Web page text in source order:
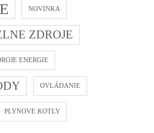
NOVINKA
ZDROJE
ENERGIE
OVLÁDANIE
PLYNOVE KOTLY